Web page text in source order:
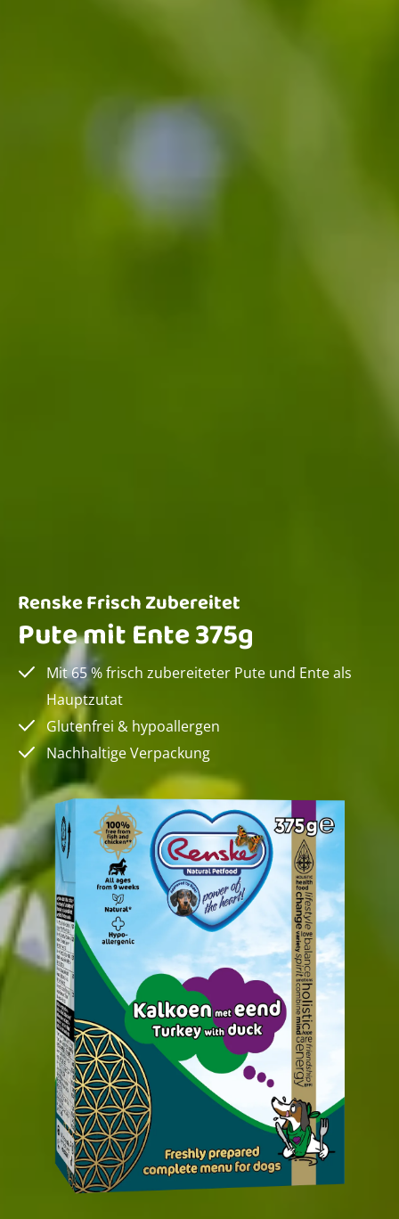
Renske Frisch Zubereitet
Pute mit Ente 375g
Mit 65 % frisch zubereiteter Pute und Ente als
Hauptzutat
Glutenfrei & hypoallergen
Nachhaltige Verpackung